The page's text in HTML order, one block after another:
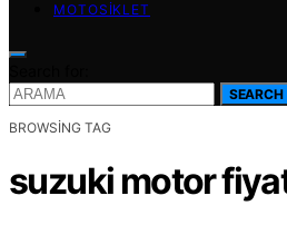
MOTOSIKLET
SEARCH
BROWSING TAG
suzuki motor